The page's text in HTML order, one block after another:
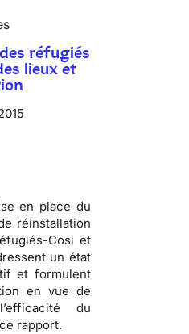
réfugiés
lieux et
en place du
réinstallation
Cosi et
un état
et formulent
en vue de
du
rapport.